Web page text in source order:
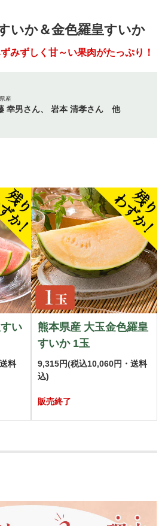
いか＆金色羅皇すいか
みずしく甘～い果肉がたっぷり！
産
幸男さん、 岩本 清孝さん 他
い
料
熊本県産 大玉金色羅皇
すいか 1玉
9,315円(税込10,060円・送料
込)
販売終了